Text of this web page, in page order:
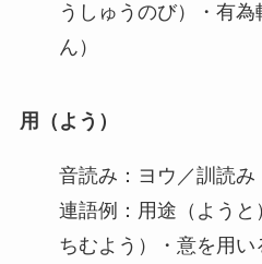
うしゅうのび）・有
ん）
用（よう）
音読み：ヨウ／訓読み
連語例：用途（よう
ちむよう）・意を用い